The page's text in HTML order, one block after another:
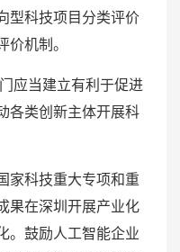
科技项目分类评价
价机制。
当建立有利于促进
各类创新主体开展科
科技重大专项和重
果在深圳开展产业化
。鼓励人工智能企业